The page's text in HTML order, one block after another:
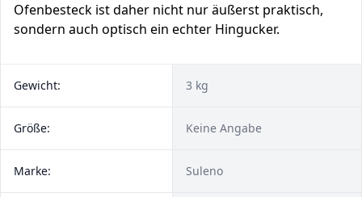
Ofenbesteck ist daher nicht nur äußerst praktisch,
sondern auch optisch ein echter Hingucker.
Gewicht: 3 kg
Größe: Keine Angabe
Marke: Suleno